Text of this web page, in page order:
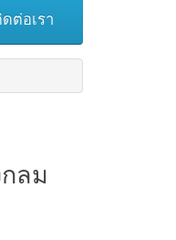
ต่อเรา
ลม